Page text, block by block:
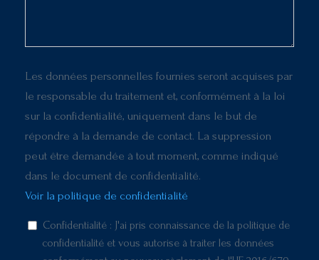
Les données personnelles fournies seront acquises par
le responsable du traitement et, conformément à la loi
sur la confidentialité, uniquement dans le but de
répondre à la demande de contact. La suppression
peut être demandée à tout moment, comme indiqué
dans le document de confidentialité.
Voir la politique de confidentialité
Confidentialité : J'ai pris connaissance de la politique de
confidentialité et vous autorise à traiter les données